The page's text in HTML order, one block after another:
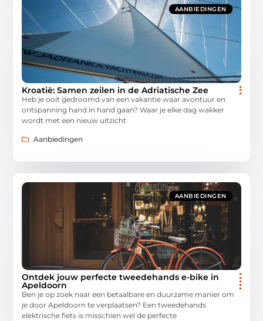
AANBIEDINGEN
Kroatië: Samen zeilen in de Adriatische Zee
Heb je ooit gedroomd van een vakantie waar avontuur en
ontspanning hand in hand gaan? Waar je elke dag wakker
wordt met een nieuw uitzicht
Aanbiedingen
AANBIEDINGEN
Ontdek jouw perfecte tweedehands e-bike in
Apeldoorn
Ben je op zoek naar een betaalbare en duurzame manier om
je door Apeldoorn te verplaatsen? Een tweedehands
elektrische fiets is misschien wel de perfecte